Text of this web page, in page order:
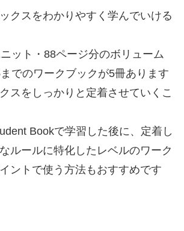
クスをわかりやすく学んでいける
ット・88ページ分のボリューム
でのワークブックが5冊あります
スをしっかりと定着させていくこ
Bookで学習した後に、定着し
ルールに特化したレベルのワーク
ントで使う方法もおすすめです